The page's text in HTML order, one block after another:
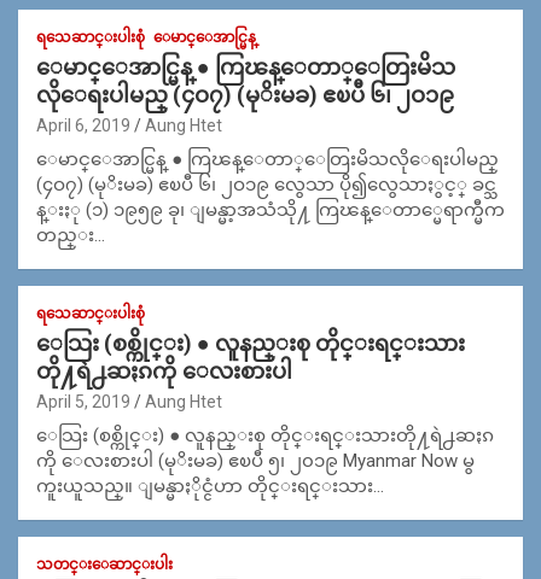
ရသေဆာင္းပါးစုံ ေမာင္ေအာင္မြန္
ေမာင္ေအာင္မြန္ ● ကြၽန္ေတာ္ေတြးမိသ
လိုေရးပါမည္ (၄ဝ၇) (မုိးမခ) ဧၿပီ ၆၊ ၂ဝ၁၉
April 6, 2019 Aung Htet
ေမာင္ေအာင္မြန္ ● ကြၽန္ေတာ္ေတြးမိသလိုေရးပါမည္
(၄ဝ၇) (မုိးမခ) ဧၿပီ ၆၊ ၂ဝ၁၉ လွေသာ ပို၍လွေသာႏွင့္ ခင္သ
န္းႏု (၁) ၁၉၅၉ ခု၊ ျမန္မာ့အသံသို႔ ကြၽန္ေတာ္မေရာက္မီက
တည္း…
ရသေဆာင္းပါးစုံ
ေသြး (စစ္ကိုင္း) ● လူနည္းစု တိုင္းရင္းသား
တို႔ရဲ႕ဆႏၵကို ေလးစားပါ
April 5, 2019 Aung Htet
ေသြး (စစ္ကိုင္း) ● လူနည္းစု တိုင္းရင္းသားတို႔ရဲ႕ဆႏၵ
ကို ေလးစားပါ (မုိးမခ) ဧၿပီ ၅၊ ၂၀၁၉ Myanmar Now မွ
ကူးယူသည္။ ျမန္မာႏိုင္ငံဟာ တိုင္းရင္းသား…
သတင္းေဆာင္းပါး